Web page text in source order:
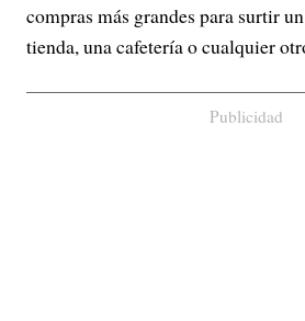
compras más grandes para surtir
tienda, una cafetería o cualquier
Publicidad